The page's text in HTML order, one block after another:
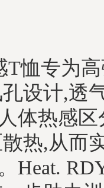
恤专为
设计,透
体热感
热,从而
Heat.